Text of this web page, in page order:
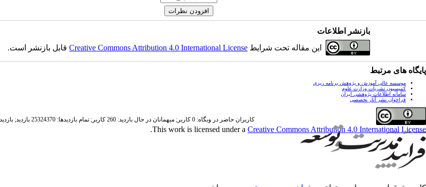
بازنشر اطلاعات
این مقاله تحت شرایط Creative Commons Attribution 4.0 International Licenseقابل بازنشر است.
پایگاه های مرتبط
موسسه عالی آموزش و پژوهش برنامه ریزی
کمیسیون نشریات وزارت علوم
سامانه اطلاعات پژوهشی ایران
فراخوان نشر آثار تخصصی
This work is licensed under a Creative Commons Attribution 4.0 International License
.
کاربران حاضر در وبگاه: 0 کاربر; میهمانان در حال بازدید: 260 کاربر; تمام بازدید‌ها: 25324370 بازدید; بازدید 24 ساعت قبل: 3321 بازدید